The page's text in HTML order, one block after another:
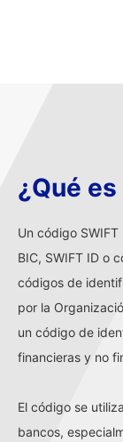
¿Qué
Un código
BIC, SWIFT ID o
códigos de
por la
un código de
financieras y no
El código se
bancos,